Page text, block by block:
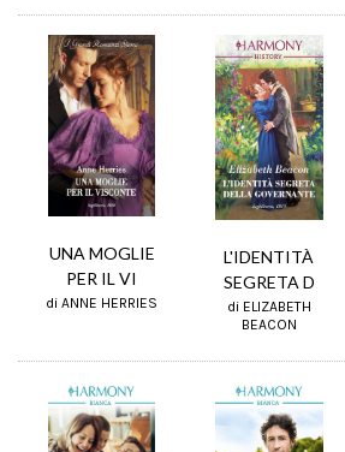
UNA MOGLIE
PER IL VI
di ANNE HERRIES
L'IDENTITÀ
SEGRETA D
di ELIZABETH
BEACON